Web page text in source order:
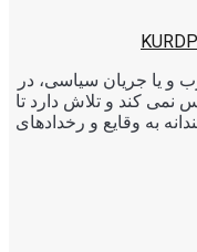
و یا جریان سیاسی، در
نمی کند و تلاش دارد تا
به وقایع و رخدادهای